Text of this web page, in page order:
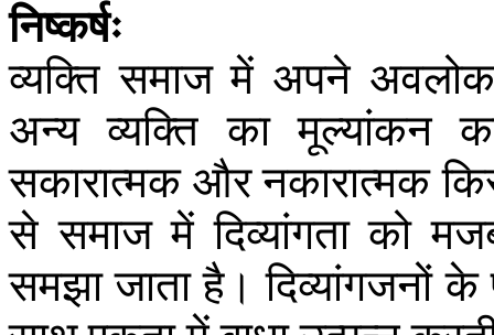
निष्कर्षः
व्यक्ति समाज में अपने
अन्य व्यक्ति का मूल्यांकन
सकारात्मक और नकारात्मक
से समाज में दिव्यांगता को
समझा जाता है। दिव्यांगजनों के